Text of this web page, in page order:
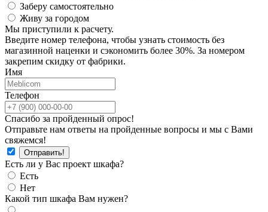
Заберу самостоятельно
Живу за городом
Мы приступили к расчету.
Введите номер телефона, чтобы узнать стоимость без
магазинной наценки и сэкономить более 30%. За номером
закрепим скидку от фабрики.
Имя
Телефон
Спасибо за пройденный опрос!
Отправьте нам ответы на пройденные вопросы и мы с Вами
свяжемся!
Есть ли у Вас проект шкафа?
Есть
Нет
Какой тип шкафа Вам нужен?